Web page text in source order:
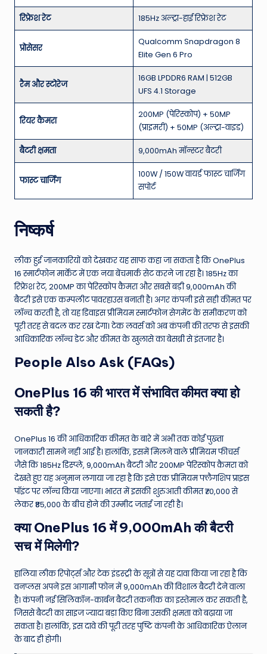
रिफ्रेश रेट 185Hz अल्ट्रा-हाई रिफ्रेश रेट
प्रोसेसर
Qualcomm Snapdragon 8
Elite Gen 6 Pro
रैम और स्टोरेज
16GB LPDDR6 RAM | 512GB
UFS 4.1 Storage
रियर कैमरा
200MP (पेरिस्कोप) + 50MP
(प्राइमरी) + 50MP (अल्ट्रा-वाइड)
बैटरी क्षमता 9,000mAh मॉन्स्टर बैटरी
फास्ट चार्जिंग
100W / 150W वायर्ड फास्ट चार्जिंग
सपोर्ट
निष्कर्ष
लीक हुई जानकारियों को देखकर यह साफ कहा जा सकता है कि OnePlus
16 स्मार्टफोन मार्केट में एक नया बेंचमार्क सेट करने जा रहा है। 185Hz का
रिफ्रेश रेट, 200MP का पेरिस्कोप कैमरा और सबसे बड़ी 9,000mAh की
बैटरी इसे एक कम्पलीट पावरहाउस बनाती है। अगर कंपनी इसे सही कीमत पर
लॉन्च करती है, तो यह डिवाइस प्रीमियम स्मार्टफोन सेगमेंट के समीकरण को
पूरी तरह से बदल कर रख देगा। टेक लवर्स को अब कंपनी की तरफ से इसकी
आधिकारिक लॉन्च डेट और कीमत के खुलासे का बेसब्री से इंतजार है।
People Also Ask (FAQs)
OnePlus 16 की भारत में संभावित कीमत क्या हो
सकती है?
OnePlus 16 की आधिकारिक कीमत के बारे में अभी तक कोई पुख्ता
जानकारी सामने नहीं आई है। हालांकि, इसमें मिलने वाले प्रीमियम फीचर्स
जैसे कि 185Hz डिस्प्ले, 9,000mAh बैटरी और 200MP पेरिस्कोप कैमरा को
देखते हुए यह अनुमान लगाया जा रहा है कि इसे एक प्रीमियम फ्लैगशिप प्राइस
पॉइंट पर लॉन्च किया जाएगा। भारत में इसकी शुरुआती कीमत ₹70,000 से
लेकर ₹85,000 के बीच होने की उम्मीद जताई जा रही है।
क्या OnePlus 16 में 9,000mAh की बैटरी
सच में मिलेगी?
हालिया लीक रिपोर्ट्स और टेक इंडस्ट्री के सूत्रों से यह दावा किया जा रहा है कि
वनप्लस अपने इस आगामी फोन में 9,000mAh की विशाल बैटरी देने वाला
है। कंपनी नई सिलिकॉन-कार्बन बैटरी तकनीक का इस्तेमाल कर सकती है,
जिससे बैटरी का साइज ज्यादा बड़ा किए बिना उसकी क्षमता को बढ़ाया जा
सकता है। हालांकि, इस दावे की पूरी तरह पुष्टि कंपनी के आधिकारिक ऐलान
के बाद ही होगी।